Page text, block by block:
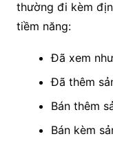
thường đi kèm
tiềm năng:
Đã xem
Đã thêm
Bán thêm
Bán kèm